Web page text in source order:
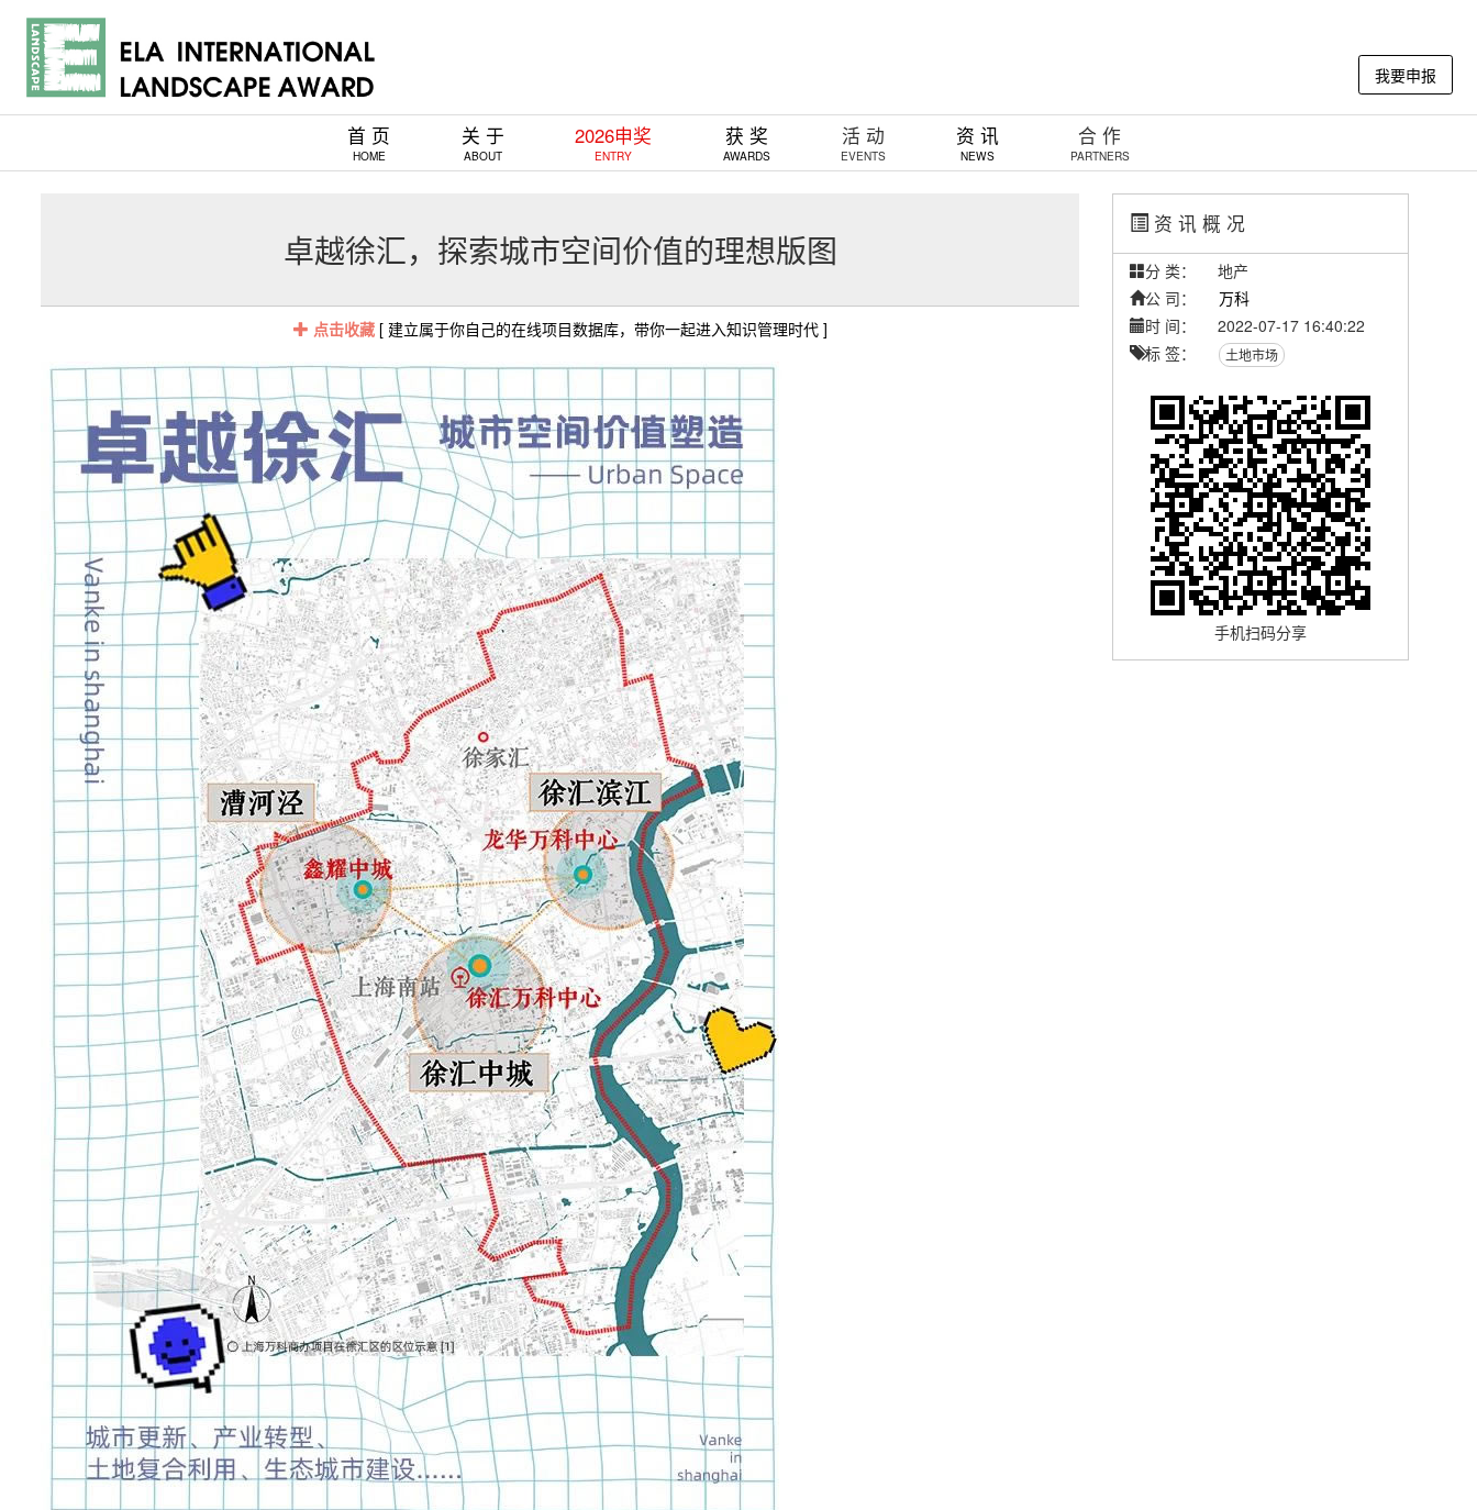
我要申报
首 页
HOME
关 于
ABOUT
2026申奖
ENTRY
获 奖
AWARDS
活 动
EVENTS
资 讯
NEWS
合 作
PARTNERS
卓越徐汇，探索城市空间价值的理想版图
点击收藏[ 建立属于你自己的在线项目数据库，带你一起进入知识管理时代 ]
资 讯 概 况
分 类：
地产
公 司：
万科
时 间：
2022-07-17 16:40:22
标 签：
土地市场
手机扫码分享